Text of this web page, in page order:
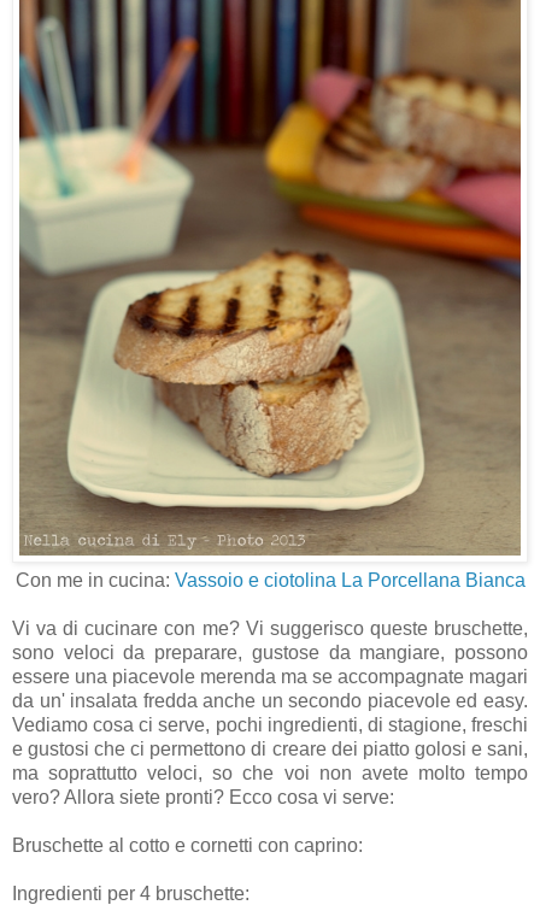
Con me in cucina: Vassoio e ciotolina La Porcellana Bianca
Vi va di cucinare con me? Vi suggerisco queste bruschette,
sono veloci da preparare, gustose da mangiare, possono
essere una piacevole merenda ma se accompagnate magari
da un' insalata fredda anche un secondo piacevole ed easy.
Vediamo cosa ci serve, pochi ingredienti, di stagione, freschi
e gustosi che ci permettono di creare dei piatto golosi e sani,
ma soprattutto veloci, so che voi non avete molto tempo
vero? Allora siete pronti? Ecco cosa vi serve:
Bruschette al cotto e cornetti con caprino:
Ingredienti per 4 bruschette: